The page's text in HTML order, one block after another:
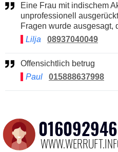
Eine Frau mit indischem Akzent. Sehr schnell und
unprofessionell
Fragen wurde ausgesagt,
Lilja
08937040049
Offensichtlich betrug
Paul
015888637998